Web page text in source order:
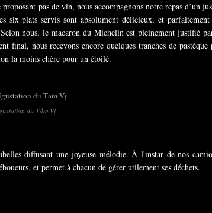
pas de vin, nous accompagnons notre repas d’un
six plats servis sont absolument délicieux, et
nous, le macaron du Michelin est pleinement justifié
final, nous recevons encore quelques tranches de
la moins chère pour un étoilé.
du Tầm Vị
diffusant une joyeuse mélodie. À l'instar de nos
et permet à chacun de gérer utilement ses déchets.